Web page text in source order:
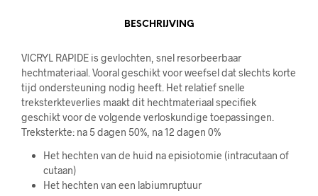
BESCHRIJVING
VICRYL RAPIDE is gevlochten, snel resorbeerbaar
hechtmateriaal. Vooral geschikt voor weefsel dat slechts korte
tijd ondersteuning nodig heeft. Het relatief snelle
treksterkteverlies maakt dit hechtmateriaal specifiek
geschikt voor de volgende verloskundige toepassingen.
Treksterkte: na 5 dagen 50%, na 12 dagen 0%
Het hechten van de huid na episiotomie (intracutaan of
cutaan)
Het hechten van een labiumruptuur